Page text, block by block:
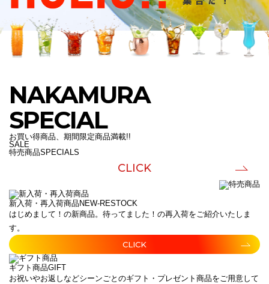
NAKAMURA
SPECIAL
お買い得商品、期間限定商品満載!!
SALE
特売商品SPECIALS
CLICK
新入荷・再入荷商品 NEW-RESTOCK
はじめまして！の新商品。待ってました！の再入荷をご紹介いたしま
す。
CLICK
ギフト商品GIFT
お祝いやお返しなどシーンごとのギフト・プレゼント商品をご用意して